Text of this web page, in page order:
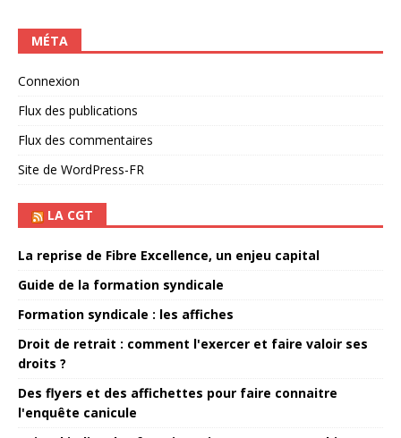
MÉTA
Connexion
Flux des publications
Flux des commentaires
Site de WordPress-FR
LA CGT
La reprise de Fibre Excellence, un enjeu capital
Guide de la formation syndicale
Formation syndicale : les affiches
Droit de retrait : comment l'exercer et faire valoir ses
droits ?
Des flyers et des affichettes pour faire connaitre
l'enquête canicule